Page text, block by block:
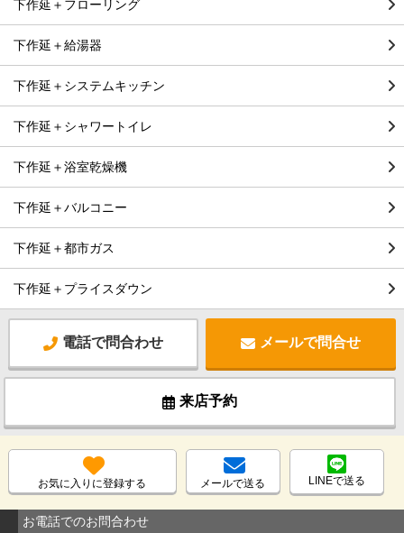
下作延＋フローリング
下作延＋給湯器
下作延＋システムキッチン
下作延＋シャワートイレ
下作延＋浴室乾燥機
下作延＋バルコニー
下作延＋都市ガス
下作延＋プライスダウン
電話で問合わせ メールで問合せ
来店予約
お気に入りに登録する メールで送る LINEで送る
お電話でのお問合わせ